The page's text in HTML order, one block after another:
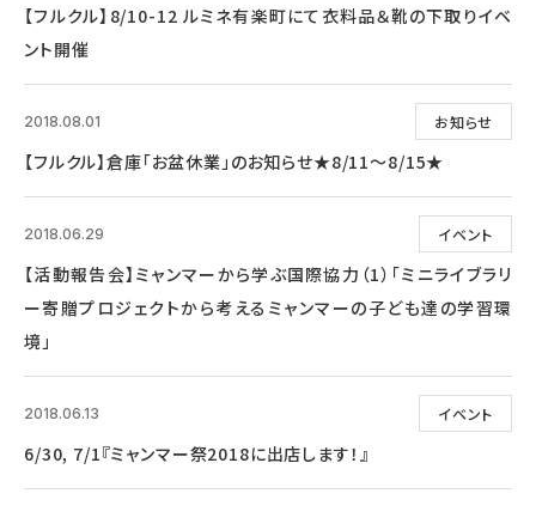
【フルクル】8/10-12 ルミネ有楽町にて衣料品＆靴の下取りイベ
ント開催
お知らせ
2018.08.01
【フルクル】倉庫「お盆休業」のお知らせ★8/11～8/15★
イベント
2018.06.29
【活動報告会】ミャンマーから学ぶ国際協力（1）「ミニライブラリ
ー寄贈プロジェクトから考えるミャンマーの子ども達の学習環
境」
イベント
2018.06.13
6/30, 7/1『ミャンマー祭2018に出店します！』